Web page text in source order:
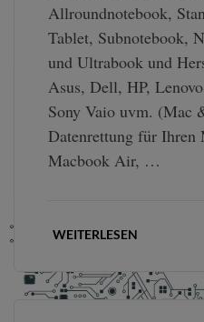
Allroundnotebook,
Tablet, Subnotebook,
und Ultrabook und
Asus, Dell, HP,
Sony Vaio uvm. (Mac
Datenrettung für Ihren
Macbook Air, …
WEITERLESEN